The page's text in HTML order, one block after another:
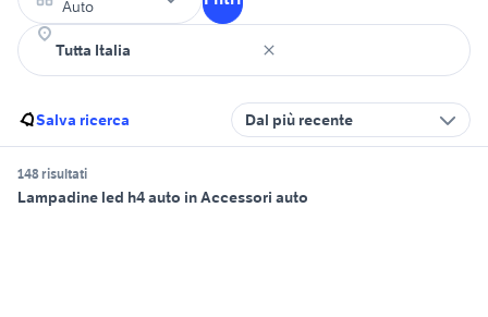
Auto
Salva ricerca Dal più recente
148 risultati
Lampadine led h4 auto in Accessori auto